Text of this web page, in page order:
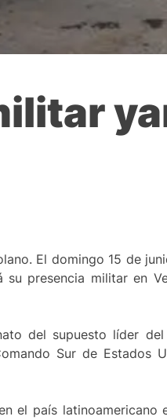
El domingo 15 de
presencia militar en
del supuesto líder
Sur de Estados
el país latinoamericano